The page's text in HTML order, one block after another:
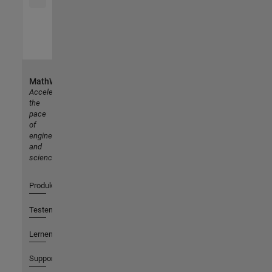
MathWorks
Accelerating
the
pace
of
engineering
and
science
Produkte
Testen oder Kaufen
Lernen
Support